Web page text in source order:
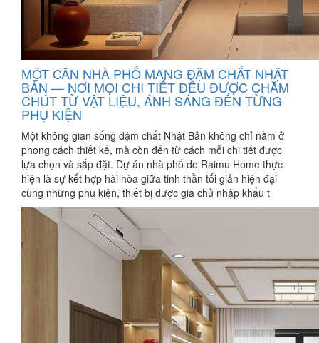
MỘT CĂN NHÀ PHỐ MANG ĐẬM CHẤT NHẬT
BẢN — NƠI MỌI CHI TIẾT ĐỀU ĐƯỢC CHĂM
CHÚT TỪ VẬT LIỆU, ÁNH SÁNG ĐẾN TỪNG
PHỤ KIỆN
Một không gian sống đậm chất Nhật Bản không chỉ nằm ở
phong cách thiết kế, mà còn đến từ cách mỗi chi tiết được
lựa chọn và sắp đặt. Dự án nhà phố do Raimu Home thực
hiện là sự kết hợp hài hòa giữa tinh thần tối giản hiện đại
cùng những phụ kiện, thiết bị được gia chủ nhập khẩu t